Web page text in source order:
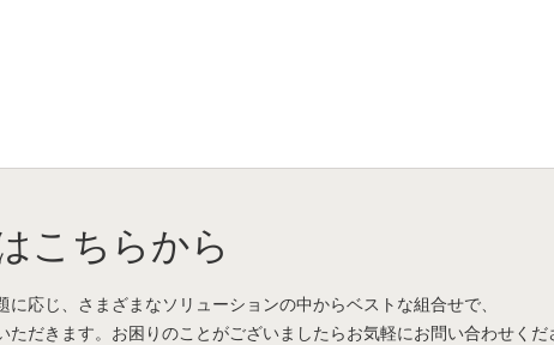
こちらから
に応じ、さまざまなソリューションの中からベストな組合せで、
ただきます。お困りのことがございましたらお気軽にお問い合わせくだ